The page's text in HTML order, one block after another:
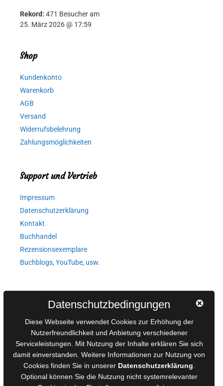
Rekord: 471 Besucher am
25. März 2026 @ 17:59
Shop
Kundenkonto
Warenkorb
AGB
Versand
Widerrufsbelehrung
Zahlungsmöglichkeiten
Support und Vertrieb
Impressum
Datenschutzerklärung
Kontakt
Buchhandel
Rezensionsexemplare
Buchblogs, YouTube, usw.
AGB für Medienprojekte
Online-Artikel
Manuskripte einreichen
Ausschreibungen
Belegexemplare
Eigenbedarfsexemplare
Datenschutzbedingungen
Diese Webseite verwendet Cookies zur Erhöhung der
Nutzerfreundlichkeit und Anbietung verschiedener
Serviceleistungen. Mit Nutzung der Inhalte erklären Sie sich
damit einverstanden. Weitere Informationen zur Nutzung von
Cookies finden Sie in unserer Datenschutzerklärung
Optional können Sie die Nutzung nicht systemrelevanter